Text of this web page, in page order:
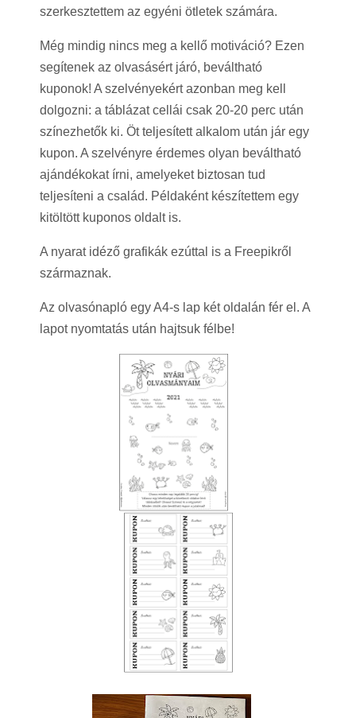
szerkesztettem az egyéni ötletek számára.
Még mindig nincs meg a kellő motiváció? Ezen
segítenek az olvasásért járó, beváltható
kuponok! A szelvényekért azonban meg kell
dolgozni: a táblázat cellái csak 20-20 perc után
színezhetők ki. Öt teljesített alkalom után jár egy
kupon. A szelvényre érdemes olyan beváltható
ajándékokat írni, amelyeket biztosan tud
teljesíteni a család. Példaként készítettem egy
kitöltött kuponos oldalt is.
A nyarat idéző grafikák ezúttal is a Freepikről
származnak.
Az olvasónapló egy A4-s lap két oldalán fér el. A
lapot nyomtatás után hajtsuk félbe!